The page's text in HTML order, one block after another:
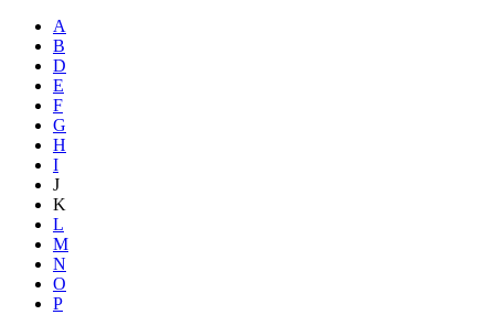
A
B
D
E
F
G
H
I
J
K
L
M
N
O
P